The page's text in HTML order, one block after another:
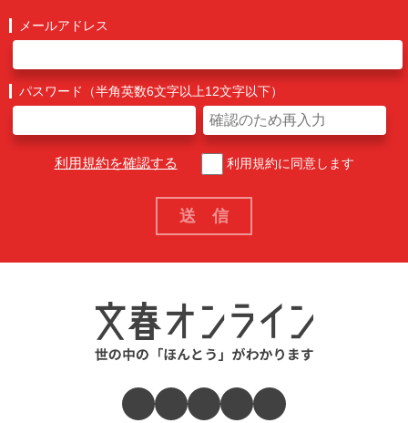
メールアドレス
パスワード（半角英数6文字以上12文字以下）
利用規約を確認する 利用規約に同意します